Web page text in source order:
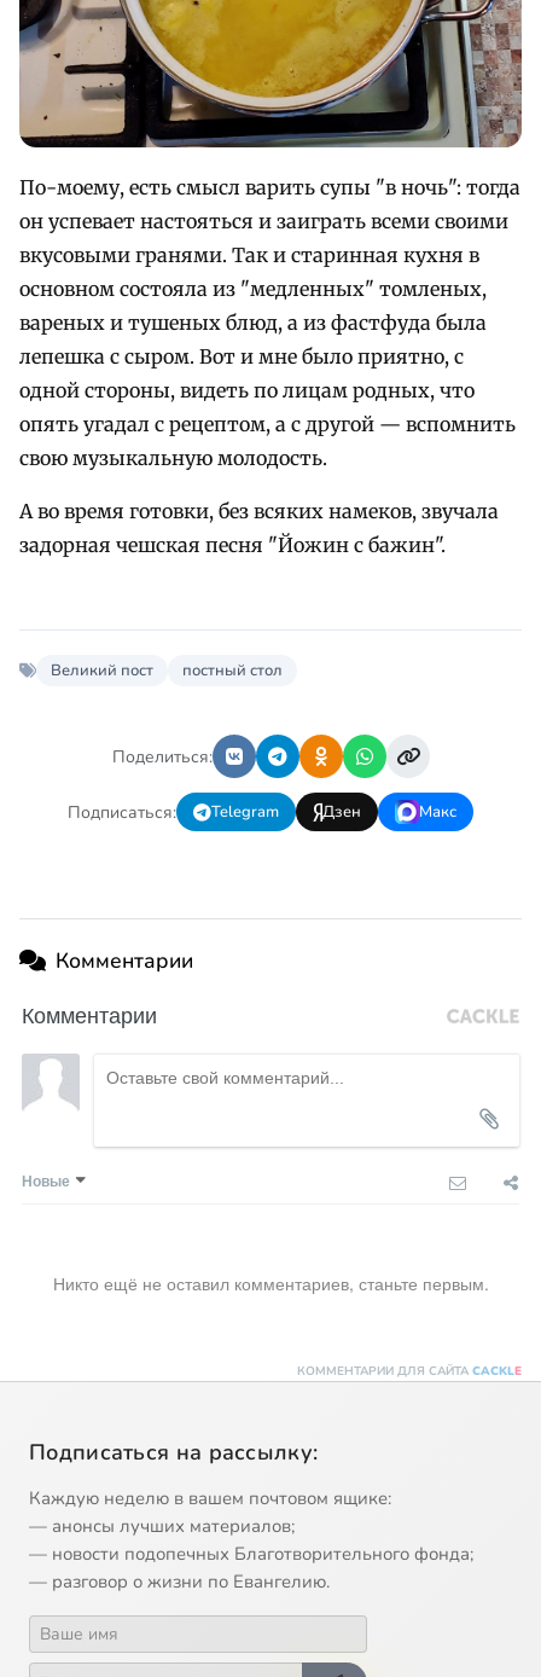
По-моему, есть смысл варить супы "в ночь": тогда
он успевает настояться и заиграть всеми своими
вкусовыми гранями. Так и старинная кухня в
основном состояла из "медленных" томленых,
вареных и тушеных блюд, а из фастфуда была
лепешка с сыром. Вот и мне было приятно, с
одной стороны, видеть по лицам родных, что
опять угадал с рецептом, а с другой — вспомнить
свою музыкальную молодость.
А во время готовки, без всяких намеков, звучала
задорная чешская песня "Йожин с бажин".
Великий пост постный стол
Поделиться:
Подписаться: Telegram Дзен Макс
Комментарии
Комментарии
Новые
Никто ещё не оставил комментариев, станьте первым.
КОММЕНТАРИИ ДЛЯ САЙТА CACKLE
Подписаться на рассылку:
Каждую неделю в вашем почтовом ящике:
— анонсы лучших материалов;
— новости подопечных Благотворительного фонда;
— разговор о жизни по Евангелию.